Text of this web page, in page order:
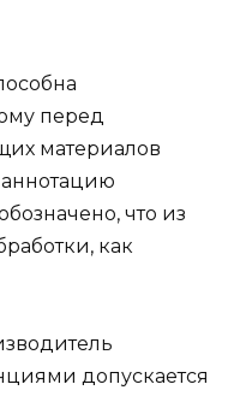
перед
материалов
что из
как
допускается